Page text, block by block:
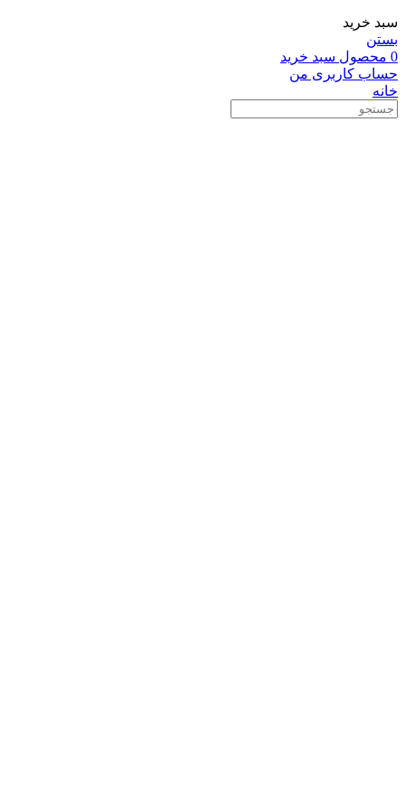
سبد خرید
بستن
0 محصول سبد خرید
حساب کاربری من
خانه